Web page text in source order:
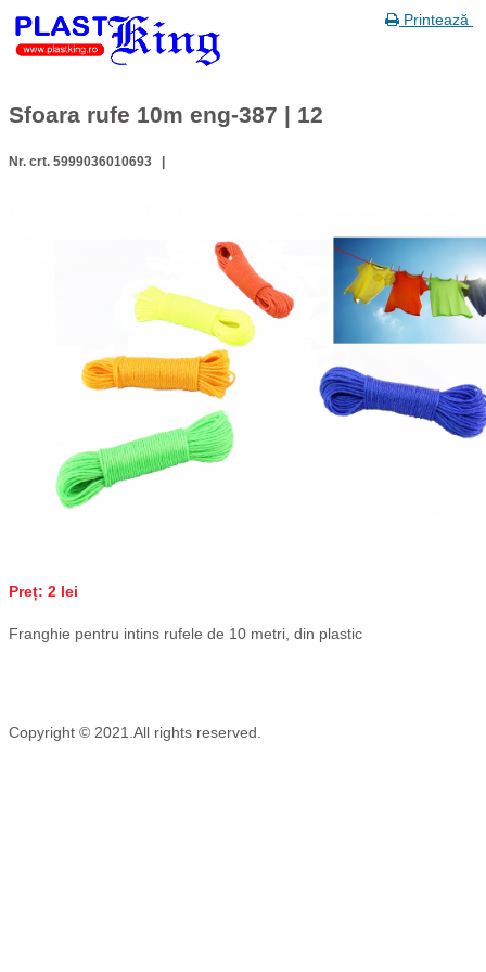
Printează
Sfoara rufe 10m eng-387 | 12
Nr. crt. 5999036010693 |
Preț: 2 lei
Franghie pentru intins rufele de 10 metri, din plastic
Copyright © 2021.All rights reserved.